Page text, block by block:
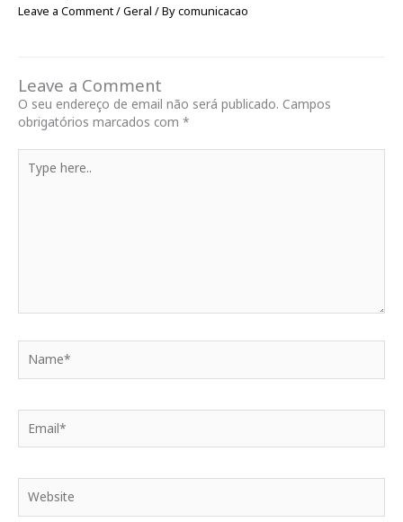
Leave a Comment/Geral / Bycomunicacao
Leave a Comment
O seu endereço de email não será publicado. Campos
obrigatórios marcados com *
here..